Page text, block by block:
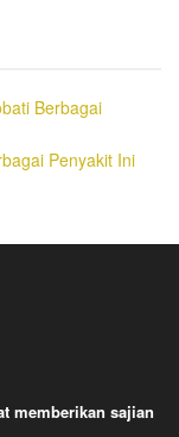
Berbagai
Penyakit Ini
memberikan sajian